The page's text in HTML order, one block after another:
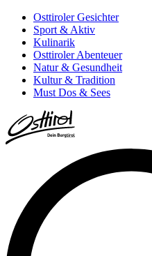
Osttiroler Gesichter
Sport & Aktiv
Kulinarik
Osttiroler Abenteuer
Natur & Gesundheit
Kultur & Tradition
Must Dos & Sees